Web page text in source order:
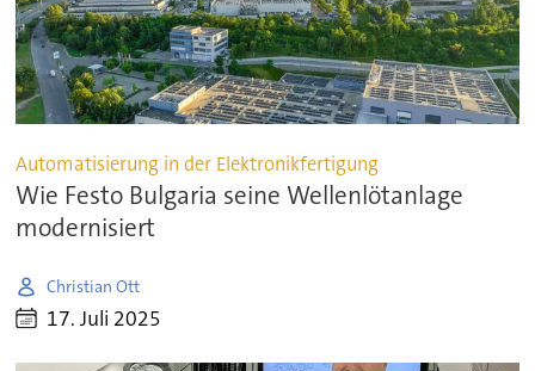
Automatisierung in der Elektronikfertigung
Wie Festo Bulgaria seine Wellenlötanlage
modernisiert
Christian Ott
17. Juli 2025